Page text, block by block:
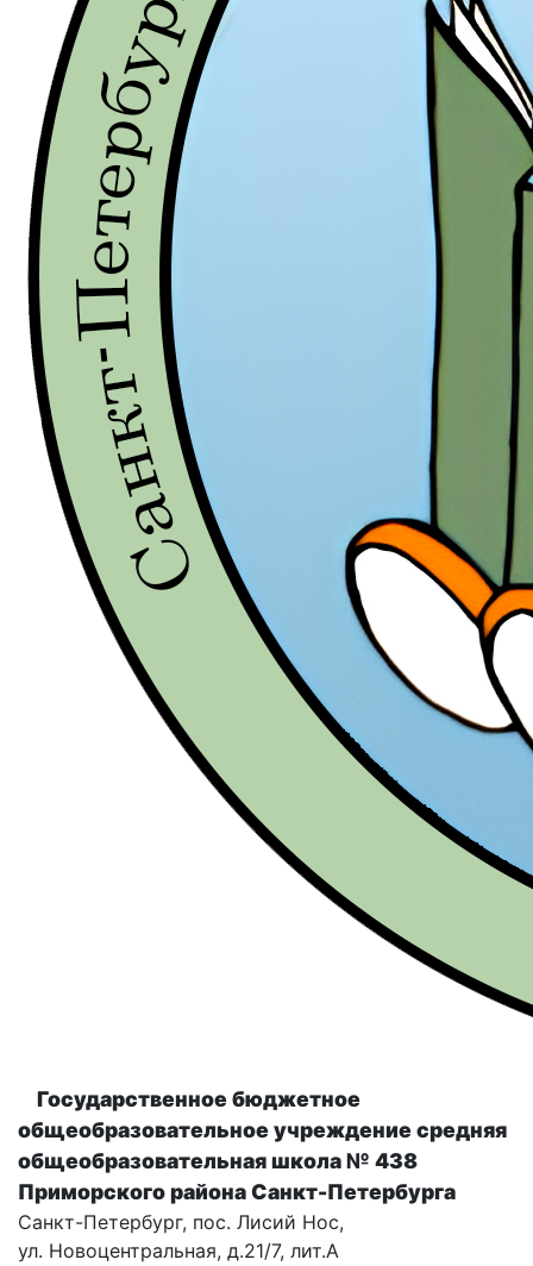
Государственное бюджетное
общеобразовательное учреждение cредняя
общеобразовательная школа № 438
Приморского района Санкт-Петербурга
Санкт-Петербург, пос. Лисий Нос,
ул. Новоцентральная, д.21/7, лит.А